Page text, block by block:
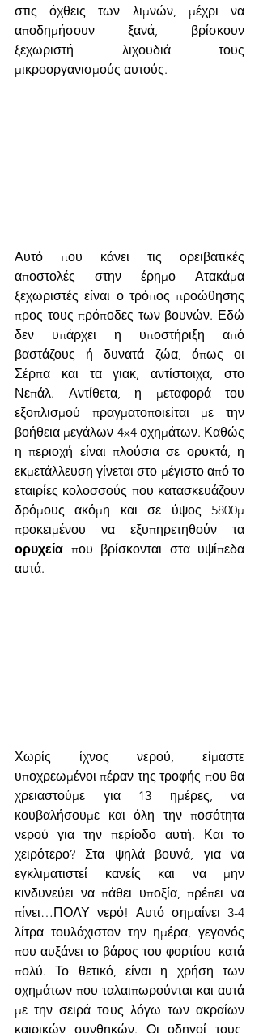
στις όχθεις των λιμνών, μέχρι να
αποδημήσουν ξανά, βρίσκουν
ξεχωριστή λιχουδιά τους
μικροοργανισμούς αυτούς.
Αυτό που κάνει τις ορειβατικές
αποστολές στην έρημο Ατακάμα
ξεχωριστές είναι ο τρόπος προώθησης
προς τους πρόποδες των βουνών. Εδώ
δεν υπάρχει η υποστήριξη από
βαστάζους ή δυνατά ζώα, όπως οι
Σέρπα και τα γιακ, αντίστοιχα, στο
Νεπάλ. Αντίθετα, η μεταφορά του
εξοπλισμού πραγματοποιείται με την
βοήθεια μεγάλων 4x4 οχημάτων. Καθώς
η περιοχή είναι πλούσια σε ορυκτά, η
εκμετάλλευση γίνεται στο μέγιστο από το
εταιρίες κολοσσούς που κατασκευάζουν
δρόμους ακόμη και σε ύψος 5800μ
ορυχεία που βρίσκονται στα υψίπεδα
αυτά.
Χωρίς ίχνος νερού, είμαστε
υποχρεωμένοι πέραν της τροφής που θα
χρειαστούμε για 13 ημέρες, να
κουβαλήσουμε και όλη την ποσότητα
νερού για την περίοδο αυτή. Και το
χειρότερο? Στα ψηλά βουνά, για να
εγκλιματιστεί κανείς και να μην
κινδυνεύει να πάθει υποξία, πρέπει να
πίνει…ΠΟΛΥ νερό! Αυτό σημαίνει 3-4
λίτρα τουλάχιστον την ημέρα, γεγονός
που αυξάνει το βάρος του φορτίου  κατά
πολύ. Το θετικό, είναι η χρήση των
οχημάτων που ταλαιπωρούνται και αυτά
με την σειρά τους λόγω των ακραίων
καιρικών συνθηκών. Οι οδηγοί τους,